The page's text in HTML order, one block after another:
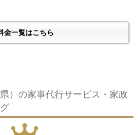
金一覧はこちら
）の家事代行サービス・家政